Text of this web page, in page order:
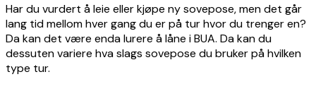
Har du vurdert å leie eller kjøpe ny sovepose, men det går
lang tid mellom hver gang du er på tur hvor du trenger en?
Da kan det være enda lurere å låne i BUA. Da kan du
dessuten variere hva slags sovepose du bruker på hvilken
type tur.